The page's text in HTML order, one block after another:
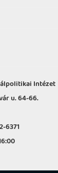
Intézet
u. 64-66.
6371